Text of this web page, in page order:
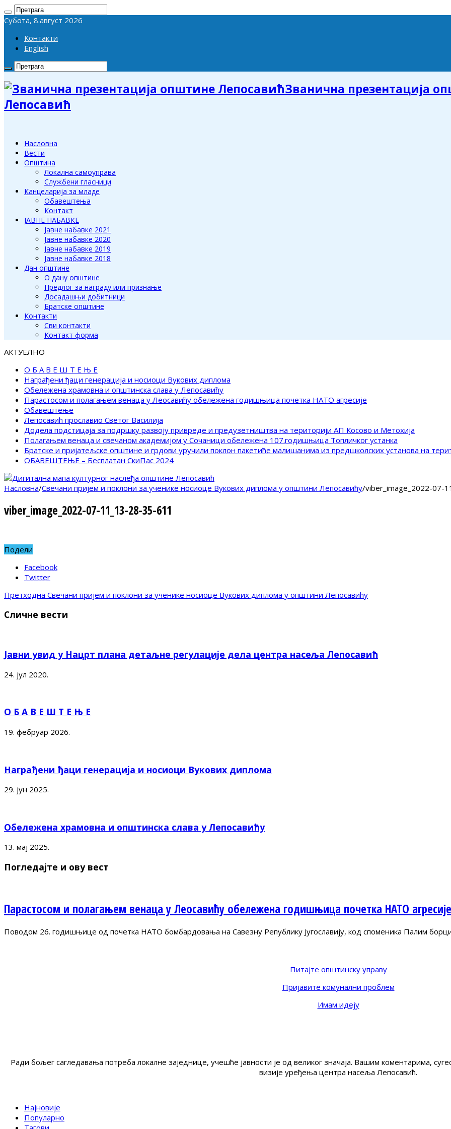
Субота, 8.август 2026
Контакти
English
Званична презентација
Лепосавић
Насловна
Вести
Општина
Локална самоуправа
Службени гласници
Канцеларија за младе
Обавештења
Контакт
ЈАВНЕ НАБАВКЕ
Јавне набавке 2021
Јавне набавке 2020
Јавне набавке 2019
Јавне набавке 2018
Дан општине
О дану општине
Предлог за награду или признање
Досадашњи добитници
Братске општине
Контакти
Сви контакти
Контакт форма
АКТУЕЛНО
О Б А В Е Ш Т Е Њ Е
Награђени ђаци генерација и носиоци Вукових диплома
Обележена храмовна и општинска слава у Лепосавићу
Парастосом и полагањем венаца у Леосавићу обележена годишњица почетка НАТО агресије
Обавештење
Лепосавић прославио Светог Василија
Додела подстицаја за подршку развоју привреде и предузетништва на територији АП Косово и Метохија
Полагањем венаца и свечаном академијом у Сочаници обележена 107.годишњица Топличког устанка
Братске и пријатељске општине и грдови уручили поклон пакетиће малишанима из предшколских установа на
ОБАВЕШТЕЊЕ – Бесплатан СкиПас 2024
Насловна/Свечани пријем и поклони за ученике носиоце Вукових диплома у општини Лепосавићу/viber_image_2022-07-
viber_image_2022-07-11_13-28-35-611
Подели
Facebook
Twitter
Претходна Свечани пријем и поклони за ученике носиоце Вукових диплома у општини Лепосавићу
Сличне вести
Јавни увид у Нацрт плана детаљне регулације дела центра насеља Лепосавић
24. јул 2020.
О Б А В Е Ш Т Е Њ Е
19. фебруар 2026.
Награђени ђаци генерација и носиоци Вукових диплома
29. јун 2025.
Обележена храмовна и општинска слава у Лепосавићу
13. мај 2025.
Погледајте и ову вест
Парастосом и полагањем венаца у Леосавићу обележена годишњица почетка НАТО агресије
Поводом 26. годишњице од почетка НАТО бомбардовања на Савезну Републику Југославију, код споменика Палим
Питајте општинску управу
Пријавите комунални проблем
Имам идеју
Ради бољег сагледавања потреба локалне заједнице, учешће јавности је од великог значаја. Вашим коментарима,
визије уређења центра насеља Лепосавић.
Најновије
Популарно